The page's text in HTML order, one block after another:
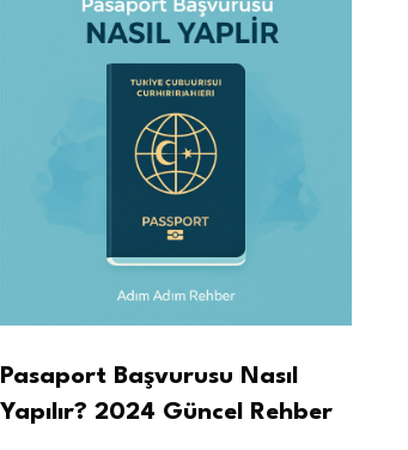
Pasaport Başvurusu Nasıl
Yapılır? 2024 Güncel Rehber